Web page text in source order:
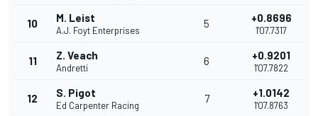
10 M. Leist
A.J. Foyt Enterprises
5 +0.8696
1'07.7317
11 Z. Veach
Andretti
6 +0.9201
1'07.7822
12 S. Pigot
Ed Carpenter Racing
7 +1.0142
1'07.8763